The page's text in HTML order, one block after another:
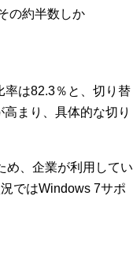
の約半数しか
率は82.3％と、切り替
まり、具体的な切り
め、企業が利用してい
ではWindows 7サポ